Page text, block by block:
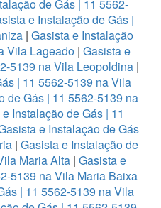
de Gás | 11 5562-
e Instalação de Gás |
| Gasista e Instalação
Vila Lageado | Gasista e
5139 na Vila Leopoldina|
| 11 5562-5139 na Vila
de Gás | 11 5562-5139 na
Instalação de Gás | 11
e Instalação de Gás
| Gasista e Instalação de
Maria Alta| Gasista e
5139 na Vila Maria Baixa
| 11 5562-5139 na Vila